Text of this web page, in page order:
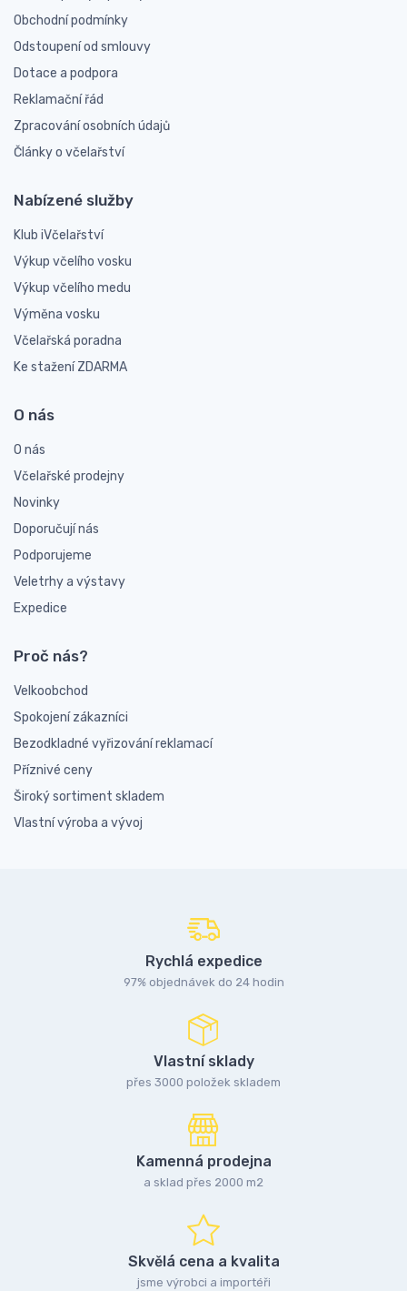
Obchodní podmínky
Odstoupení od smlouvy
Dotace a podpora
Reklamační řád
Zpracování osobních údajů
Články o včelařství
Nabízené služby
Klub iVčelařství
Výkup včelího vosku
Výkup včelího medu
Výměna vosku
Včelařská poradna
Ke stažení ZDARMA
O nás
O nás
Včelařské prodejny
Novinky
Doporučují nás
Podporujeme
Veletrhy a výstavy
Expedice
Proč nás?
Velkoobchod
Spokojení zákazníci
Bezodkladné vyřizování reklamací
Příznivé ceny
Široký sortiment skladem
Vlastní výroba a vývoj
Rychlá expedice
97% objednávek do 24 hodin
Vlastní sklady
přes 3000 položek skladem
Kamenná prodejna
a sklad přes 2000 m2
Skvělá cena a kvalita
jsme výrobci a importéři